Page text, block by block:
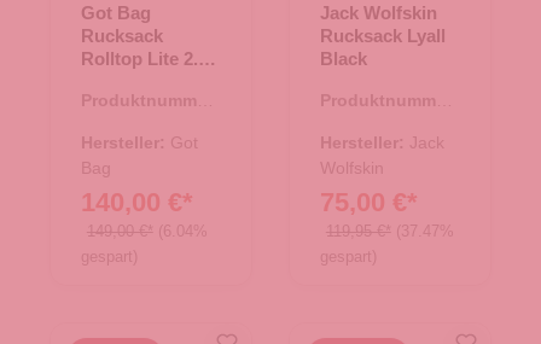
Got Bag
Rucksack
Rolltop Lite 2.0
Produktnummer:
Hersteller: Got
Bag
140,00 €*
149,00 €* (6.04%
gespart)
Jack Wolfskin
Rucksack Lyall
Black
Produktnummer:
Hersteller: Jack
Wolfskin
75,00 €*
119,95 €* (37.47%
gespart)